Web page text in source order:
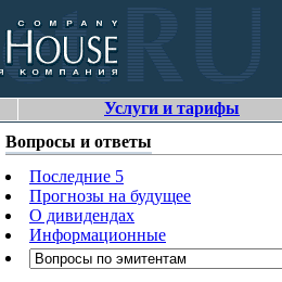
Услуги и тарифы
Вопросы и ответы
Последние 5
Прогнозы на будущее
О дивидендах
Информационные